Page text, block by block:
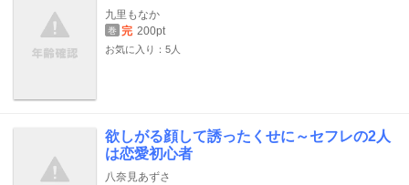
九里もなか
巻 完 200pt
お気に入り：5人
欲しがる顔して誘ったくせに～セフレの2人
は恋愛初心者
八奈見あずさ